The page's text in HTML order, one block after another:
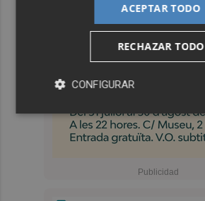
ACEPTAR TODO
RECHAZAR TODO
CONFIGURAR